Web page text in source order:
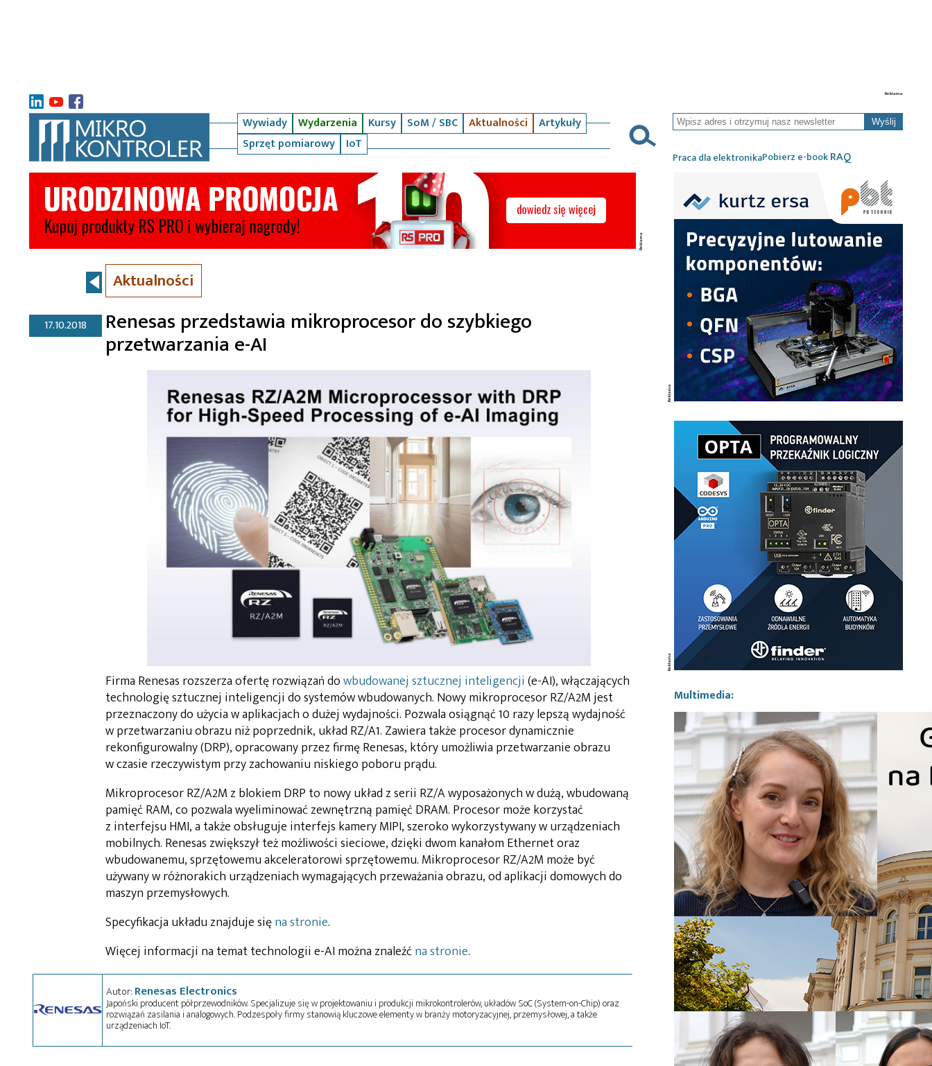
Wywiady Wydarzenia Kursy SoM / SBC Aktualności
Artykuły
Sprzęt pomiarowy
IoT
Wyślij
Praca dla elektronikaPobierz e-bookRAQ
Aktualności
17.10.2018 Renesas przedstawia mikroprocesor do szybkiego
przetwarzania e-AI
Firma Renesas rozszerza ofertę rozwiązań dowbudowanej sztucznej inteligencji (e-AI), włączających
technologię sztucznej inteligencji do systemów wbudowanych. Nowy mikroprocesor RZ/A2M jest
przeznaczony do użycia w aplikacjach o dużej wydajności. Pozwala osiągnąć 10 razy lepszą wydajność
w przetwarzaniu obrazu niż poprzednik, układ RZ/A1. Zawiera także procesor dynamicznie
rekonfigurowalny (DRP), opracowany przez firmę Renesas, który umożliwia przetwarzanie obrazu
w czasie rzeczywistym przy zachowaniu niskiego poboru prądu.
Mikroprocesor RZ/A2M z blokiem DRP to nowy układ z serii RZ/A wyposażonych w dużą, wbudowaną
pamięć RAM, co pozwala wyeliminować zewnętrzną pamięć DRAM. Procesor może korzystać
z interfejsu HMI, a także obsługuje interfejs kamery MIPI, szeroko wykorzystywany w urządzeniach
mobilnych. Renesas zwiększył też możliwości sieciowe, dzięki dwom kanałom Ethernet oraz
wbudowanemu, sprzętowemu akceleratorowi sprzętowemu. Mikroprocesor RZ/A2M może być
używany w różnorakich urządzeniach wymagających przeważania obrazu, od aplikacji domowych do
maszyn przemysłowych.
Specyfikacja układu znajduje sięna stronie.
Więcej informacji na temat technologii e-AI można znaleźćna stronie.
Autor: Renesas Electronics
Japoński producent półprzewodników. Specjalizuje się w projektowaniu i produkcji mikrokontrolerów, układów SoC (System-on-Chip) oraz
rozwiązań zasilania i analogowych. Podzespoły firmy stanowią kluczowe elementy w branży motoryzacyjnej, przemysłowej, a także
urządzeniach IoT.
Multimedia: